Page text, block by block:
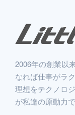
2006年の創業以
なれば仕事がラ
理想をテクノロ
が私達の原動力で